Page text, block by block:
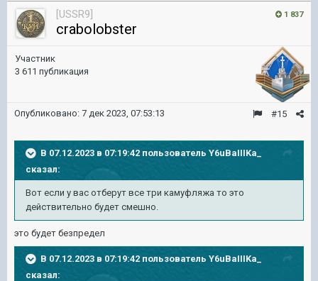
1 837
[USSR9]
crabolobster
Участник
3 611 публикация
#15
Опубликовано: 7 дек 2023, 07:53:13
В 07.12.2023 в 07:19:42 пользователь Y6uBaIIIKa_
сказал:
Вот если у вас отберут все три камуфляжа то это
действительно будет смешно.
это будет безпредел
В 07.12.2023 в 07:19:42 пользователь Y6uBaIIIKa_
сказал: